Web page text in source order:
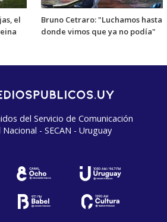
el
Bruno Cetraro: "Luchamos hasta
donde vimos que ya no podía"
del Servicio de Comunicación
- SECAN - Uruguay